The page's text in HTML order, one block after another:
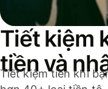
Tiết kiệm
tiền và
Tiết kiệm tiền khi